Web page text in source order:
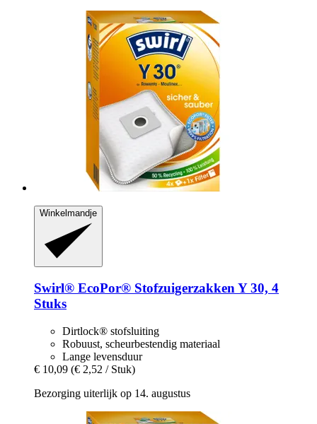
Winkelmandje
Swirl® EcoPor® Stofzuigerzakken Y 30, 4
Stuks
Dirtlock® stofsluiting
Robuust, scheurbestendig materiaal
Lange levensduur
€ 10,09 (€ 2,52 / Stuk)
Bezorging uiterlijk op 14. augustus